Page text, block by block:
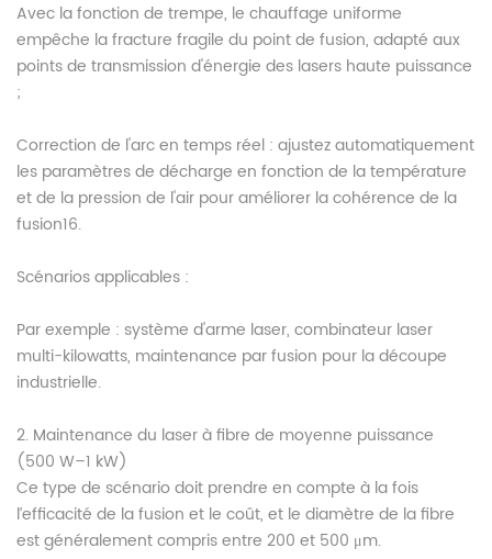
Avec la fonction de trempe, le chauffage uniforme
empêche la fracture fragile du point de fusion, adapté aux
points de transmission d'énergie des lasers haute puissance
;
Correction de l'arc en temps réel : ajustez automatiquement
les paramètres de décharge en fonction de la température
et de la pression de l'air pour améliorer la cohérence de la
fusion16.
Scénarios applicables :
Par exemple : système d'arme laser, combinateur laser
multi-kilowatts, maintenance par fusion pour la découpe
industrielle.
2. Maintenance du laser à fibre de moyenne puissance
(500 W–1 kW)
Ce type de scénario doit prendre en compte à la fois
l’efficacité de la fusion et le coût, et le diamètre de la fibre
est généralement compris entre 200 et 500 μm.